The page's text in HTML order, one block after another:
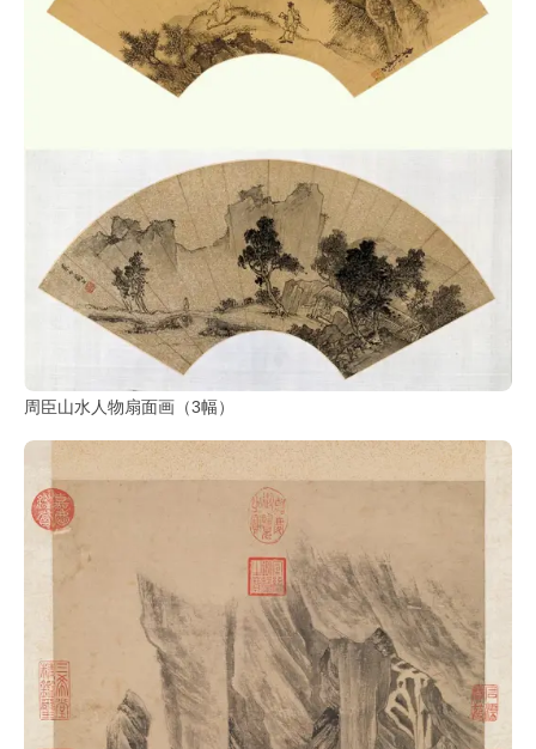
周臣山水人物扇面画（3幅）